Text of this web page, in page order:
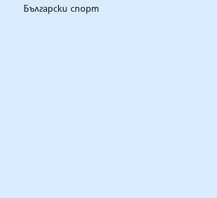
Български спорт